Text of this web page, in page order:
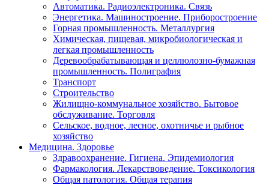
Автоматика. Радиоэлектроника. Связь
Энергетика. Машиностроение. Приборостроение
Горная промышленность. Металлургия
Химическая, пищевая, микробиологическая и
легкая промышленность
Деревообрабатывающая и целлюлозно-бумажная
промышленность. Полиграфия
Транспорт
Строительство
Жилищно-коммунальное хозяйство. Бытовое
обслуживание. Торговля
Сельское, водное, лесное, охотничье и рыбное
хозяйство
Медицина. Здоровье
Здравоохранение. Гигиена. Эпидемиология
Фармакология. Лекарствоведение. Токсикология
Общая патология. Общая терапия